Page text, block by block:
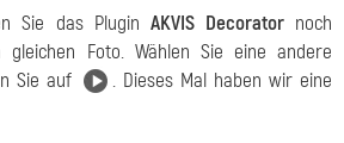
Sie das Plugin AKVIS Decoratornoch
Foto. Wählen Sie eine andere
Sie auf
. Dieses Mal haben wir eine